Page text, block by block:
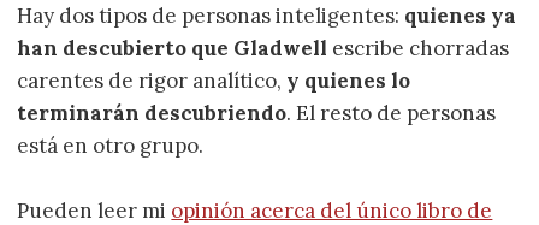
Hay dos tipos de personas inteligentes: quienes ya
han descubierto que Gladwell escribe chorradas
carentes de rigor analítico, y quienes lo
terminarán descubriendo. El resto de personas
está en otro grupo.
Pueden leer mi opinión acerca del único libro de